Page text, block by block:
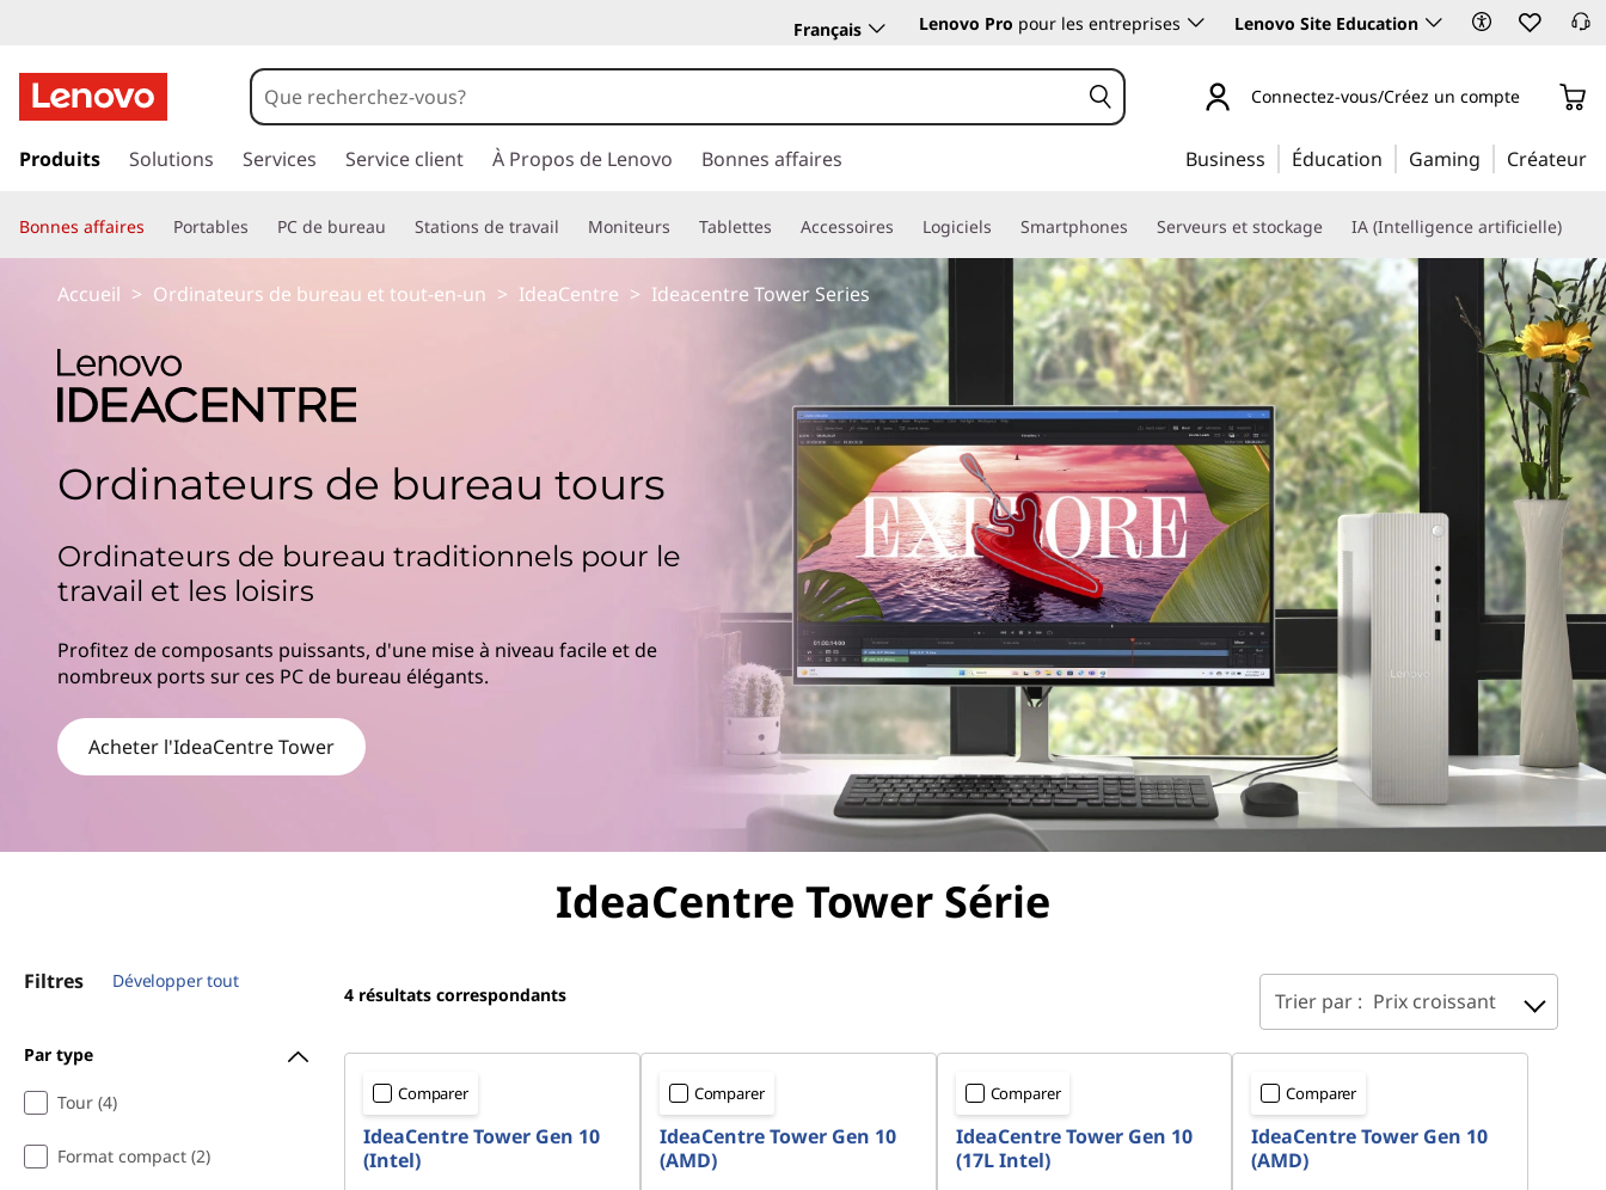
Français Lenovo Pro pour les entreprises Lenovo Site Education
a
e
r
Connectez-vous/Créez un compte
Produits Solutions Services Service client À Propos de Lenovo Bonnes affaires Business Éducation Gaming Créateur
Bonnes affaires Portables PC de bureau Stations de travail Moniteurs Tablettes Accessoires Logiciels Smartphones Serveurs et stockage IA (Intelligence artificielle)
Accueil > Ordinateurs de bureau et tout-en-un > IdeaCentre > Ideacentre Tower Series
Ordinateurs de bureau tours
Ordinateurs de bureau traditionnels pour le
travail et les loisirs
Profitez de composants puissants, d'une mise à niveau facile et de
nombreux ports sur ces PC de bureau élégants.
Acheter l'IdeaCentre Tower
IdeaCentre Tower Série
Filtres Développer tout
Par type
Tour (4)
Format compact (2)
4 résultats correspondants Trier par : Prix croissant
Comparer
IdeaCentre Tower Gen 10
(Intel)
Comparer
IdeaCentre Tower Gen 10
(AMD)
Comparer
IdeaCentre Tower Gen 10
(17L Intel)
Comparer
IdeaCentre Tower Gen 10
(AMD)